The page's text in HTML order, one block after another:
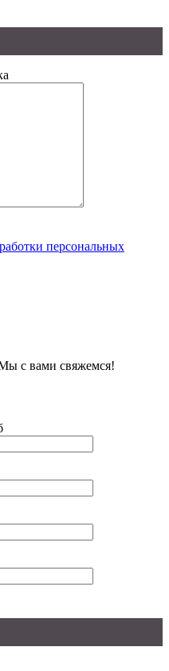
персональных
с вами свяжемся!